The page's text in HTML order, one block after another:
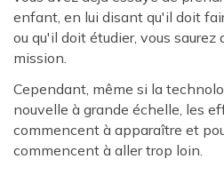
enfant, en lui disant qu'il doit
ou qu'il doit étudier, vous saurez
mission.
Cependant, même si la
nouvelle à grande échelle, les
commencent à apparaître et
commencent à aller trop loin.